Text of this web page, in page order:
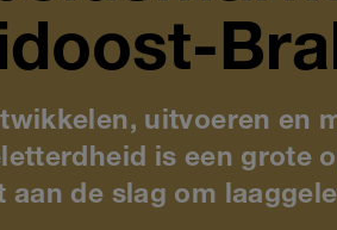
uitvoeren en
is een grote
aan de slag om